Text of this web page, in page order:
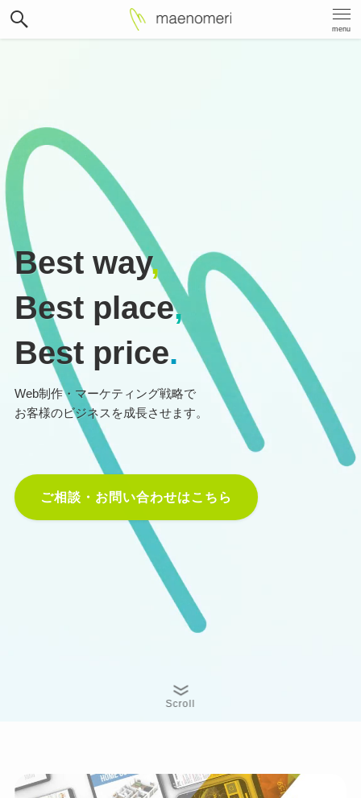
menu
Best way,
Best place,
Best price.
Web制作・マーケティング戦略で
お客様のビジネスを成長させます。
ご相談・お問い合わせはこちら
Scroll